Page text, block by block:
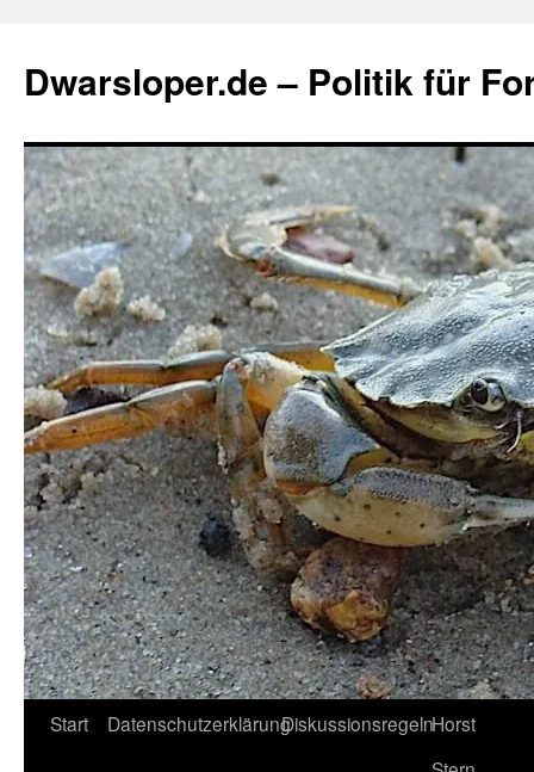
springen
Dwarsloper.de – Politik für
Start DatenschutzerklärungDiskussionsregelnHorst